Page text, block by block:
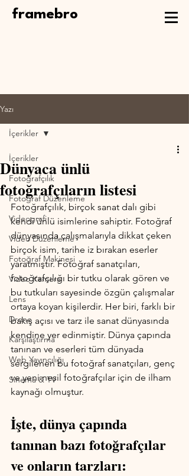
framebro
Yazı
İçerikler
Fotoğrafçılık
Fotoğraf Düzenleme
Videografi
Video Düzenleme
Fotoğraf Makinesi
Video Kamera
Lens
Drone
Karşılaştırma
Web Yayıncılığı
Sinema & TV
İçerikler
Dünyaca ünlü
fotoğrafçıların listesi
Fotoğrafçılık, birçok sanat dalı gibi
kendi ünlü isimlerine sahiptir. Fotoğraf
dünyasında çalışmalarıyla dikkat çeken
birçok isim, tarihe iz bırakan eserler
yaratmıştır. Fotoğraf sanatçıları,
fotoğrafçılığı bir tutku olarak gören ve
bu tutkuları sayesinde özgün çalışmalar
ortaya koyan kişilerdir. Her biri, farklı bir
bakış açısı ve tarz ile sanat dünyasında
kendine yer edinmiştir. Dünya çapında
tanınan ve eserleri tüm dünyada
sergilenen bu fotoğraf sanatçıları, genç
ve yeni nesil fotoğrafçılar için de ilham
kaynağı olmuştur.
İşte, dünya çapında
tanınan bazı fotoğrafçılar
ve onların tarzları: